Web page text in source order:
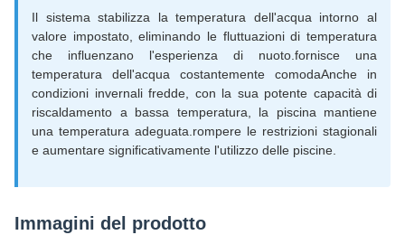
Il sistema stabilizza la temperatura dell'acqua intorno al
valore impostato, eliminando le fluttuazioni di temperatura
che influenzano l'esperienza di nuoto.fornisce una
temperatura dell'acqua costantemente comodaAnche in
condizioni invernali fredde, con la sua potente capacità di
riscaldamento a bassa temperatura, la piscina mantiene
una temperatura adeguata.rompere le restrizioni stagionali
e aumentare significativamente l'utilizzo delle piscine.
Immagini del prodotto